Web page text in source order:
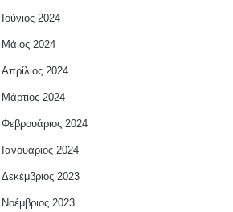
Ιούνιος 2024
Μάιος 2024
Απρίλιος 2024
Μάρτιος 2024
Φεβρουάριος 2024
Ιανουάριος 2024
Δεκέμβριος 2023
Νοέμβριος 2023